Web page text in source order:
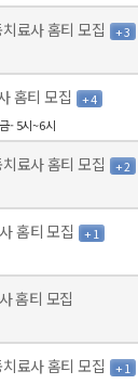
료사 홈티 모집 + 3
홈티 모집 + 4
- 5시~6시
료사 홈티 모집 + 2
홈티 모집 + 1
홈티 모집
료사 홈티 모집 + 1